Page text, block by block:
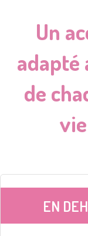
Un
de
EN